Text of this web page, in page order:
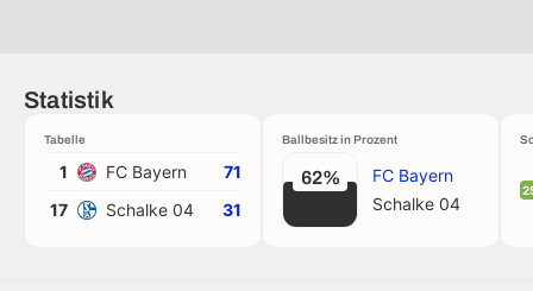
Statistik
Tabelle
1 FC Bayern
71
17
Schalke 04 31
Ballbesitz in Prozent
62%
FC Bayern
Schalke 04